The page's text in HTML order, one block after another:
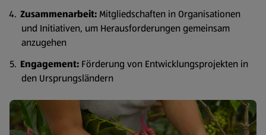
Zusammenarbeit: Mitgliedschaften in Organisationen
und Initiativen, um Herausforderungen gemeinsam
anzugehen
Engagement: Förderung von Entwicklungsprojekten in
den Ursprungsländern